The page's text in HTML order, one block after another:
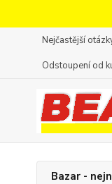
Nejčastější
Odstoupení od
Bazar -